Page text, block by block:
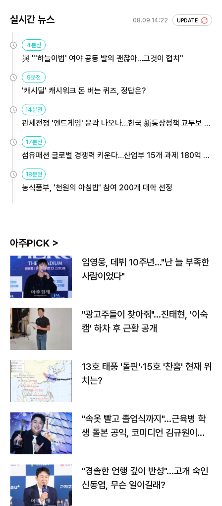
실시간 뉴스 08.09 14:22 UPDATE
4분전
與 "'하늘이법' 여야 공동 발의 괜찮아…그것이 협치"
9분전
'캐시딜' 캐시워크 돈 버는 퀴즈, 정답은?
14분전
관세전쟁 '엔드게임' 윤곽 나오나…한국 新통상정책 교두보 활
용해야
17분전
섬유패션 글로벌 경쟁력 키운다…산업부 15개 과제 180억 지
원
18분전
농식품부, '천원의 아침밥' 참여 200개 대학 선정
아주PICK >
임영웅, 데뷔 10주년…"난 늘 부족한
사람이었다"
"광고주들이 찾아줘"…진태현, '이숙
캠' 하차 후 근황 공개
13호 태풍 '돌핀'·15호 '찬홈' 현재 위
치는?
"속옷 빨고 졸업식까지"…근육병 학
생 돌본 공익, 코미디언 김규원이었
"경솔한 언행 깊이 반성"…고개 숙인
신동엽, 무슨 일이길래?